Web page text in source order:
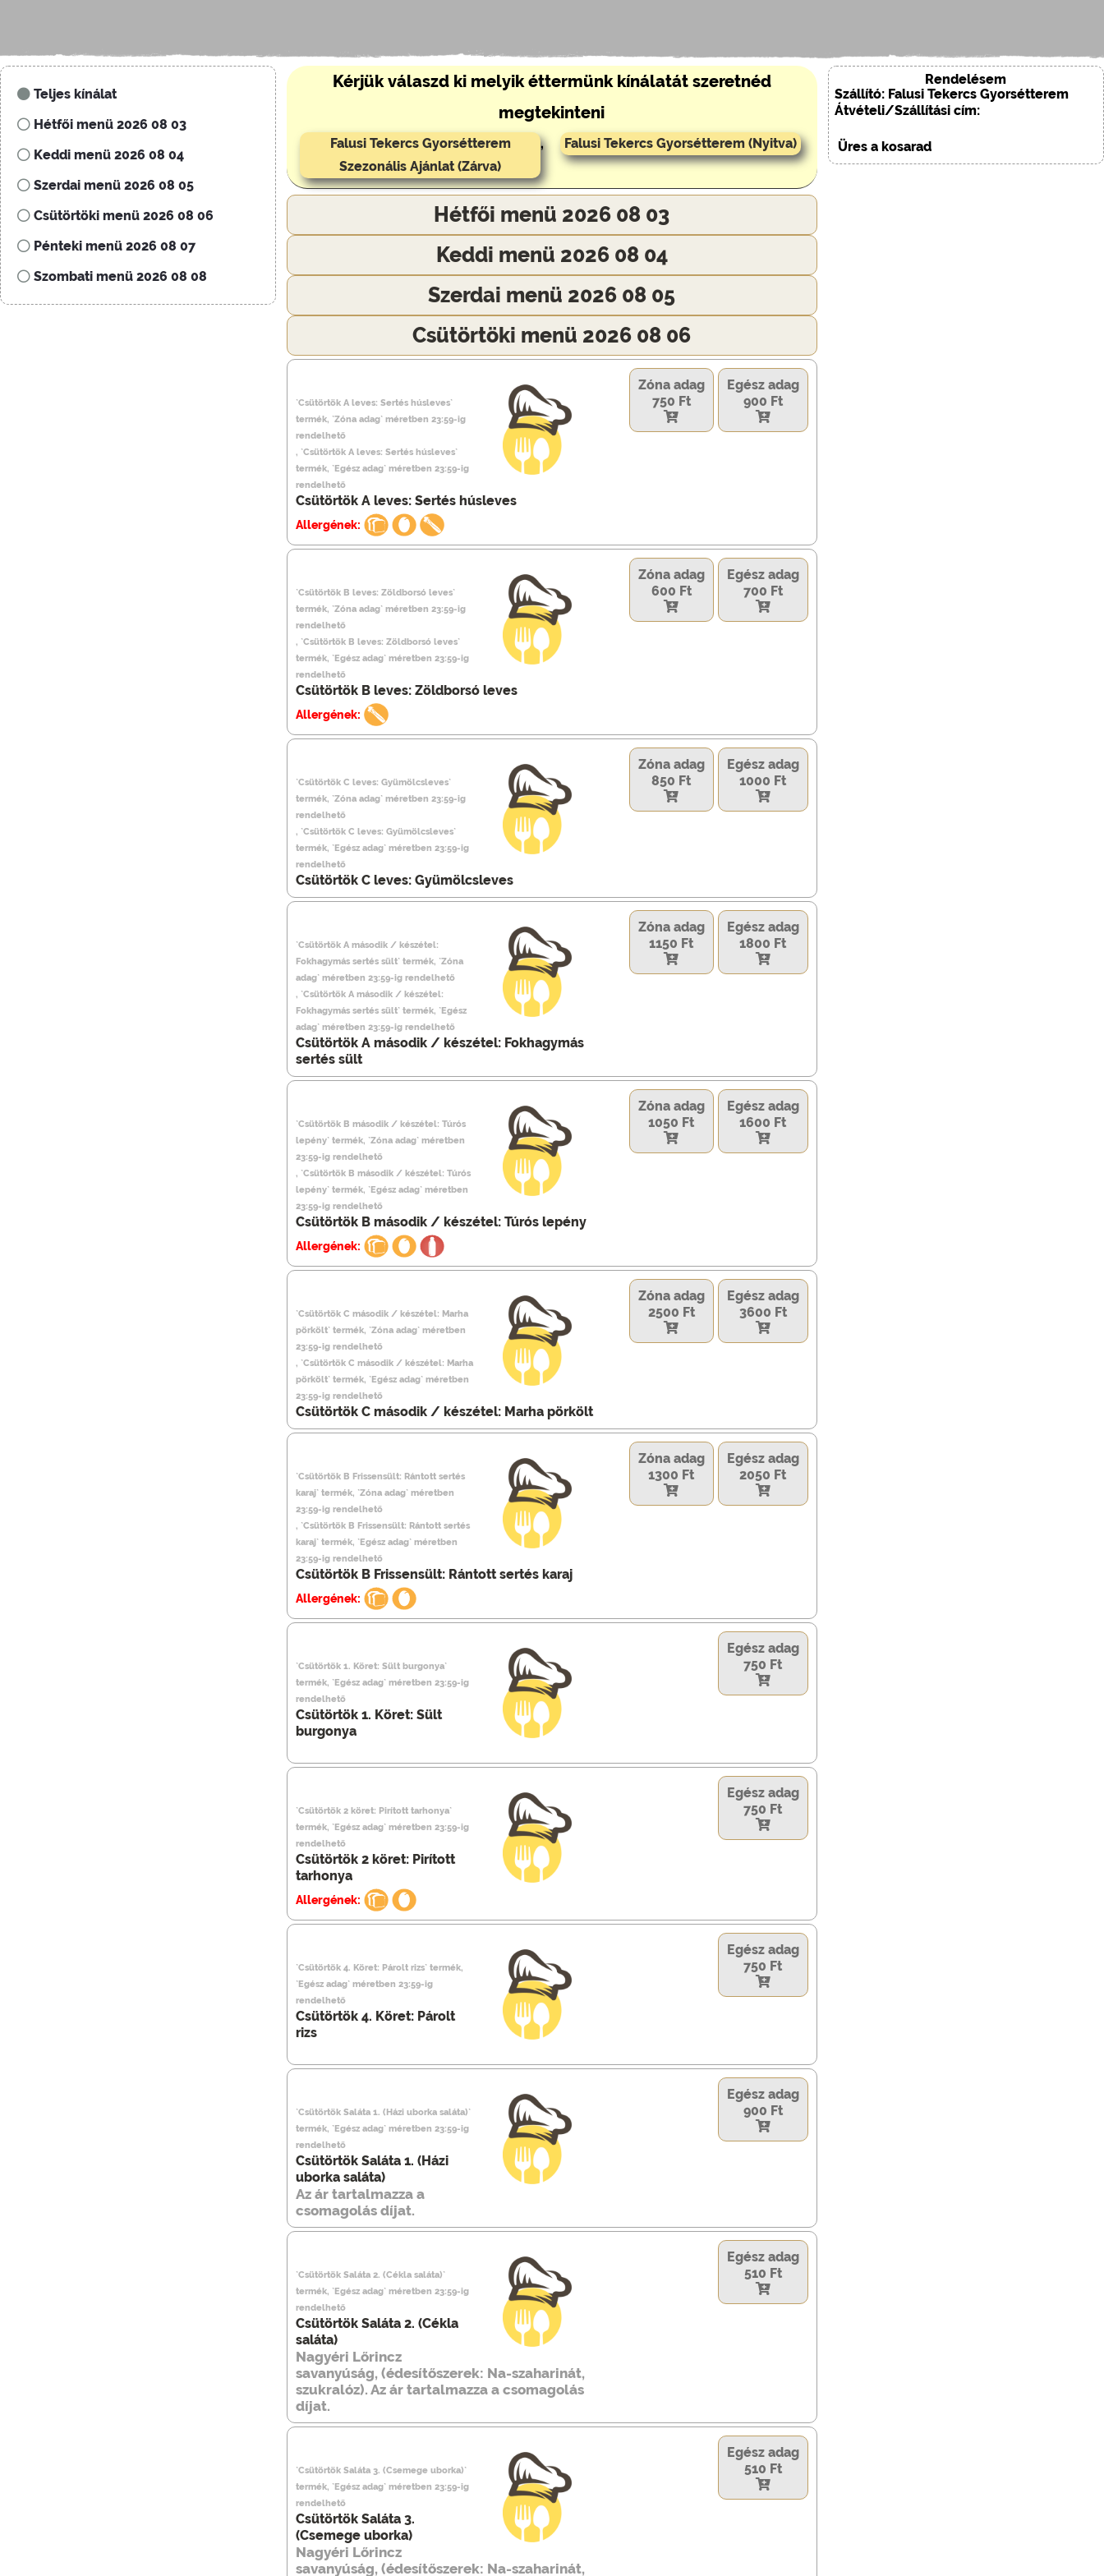
Teljes kínálat
Hétfői menü 2026 08 03
Keddi menü 2026 08 04
Szerdai menü 2026 08 05
Csütörtöki menü 2026 08 06
Pénteki menü 2026 08 07
Szombati menü 2026 08 08
Kérjük válaszd ki melyik éttermünk kínálatát szeretnéd
megtekinteni
Falusi Tekercs Gyorsétterem
Szezonális Ajánlat (Zárva)
, Falusi Tekercs Gyorsétterem (Nyitva)
Hétfői menü 2026 08 03
Keddi menü 2026 08 04
Szerdai menü 2026 08 05
Csütörtöki menü 2026 08 06
`Csütörtök A leves: Sertés húsleves`
termék, `Zóna adag` méretben 23:59-ig
rendelhető
, `Csütörtök A leves: Sertés húsleves`
termék, `Egész adag` méretben 23:59-ig
rendelhető
Csütörtök A leves: Sertés húsleves
Allergének:
Zóna adag
750 Ft
Egész adag
900 Ft
`Csütörtök B leves: Zöldborsó leves`
termék, `Zóna adag` méretben 23:59-ig
rendelhető
, `Csütörtök B leves: Zöldborsó leves`
termék, `Egész adag` méretben 23:59-ig
rendelhető
Csütörtök B leves: Zöldborsó leves
Allergének:
Zóna adag
600 Ft
Egész adag
700 Ft
`Csütörtök C leves: Gyümölcsleves`
termék, `Zóna adag` méretben 23:59-ig
rendelhető
, `Csütörtök C leves: Gyümölcsleves`
termék, `Egész adag` méretben 23:59-ig
rendelhető
Csütörtök C leves: Gyümölcsleves
Zóna adag
850 Ft
Egész adag
1000 Ft
`Csütörtök A második / készétel:
Fokhagymás sertés sült` termék, `Zóna
adag` méretben 23:59-ig rendelhető
, `Csütörtök A második / készétel:
Fokhagymás sertés sült` termék, `Egész
adag` méretben 23:59-ig rendelhető
Csütörtök A második / készétel: Fokhagymás
sertés sült
Zóna adag
1150 Ft
Egész adag
1800 Ft
`Csütörtök B második / készétel: Túrós
lepény` termék, `Zóna adag` méretben
23:59-ig rendelhető
, `Csütörtök B második / készétel: Túrós
lepény` termék, `Egész adag` méretben
23:59-ig rendelhető
Csütörtök B második / készétel: Túrós lepény
Allergének:
Zóna adag
1050 Ft
Egész adag
1600 Ft
`Csütörtök C második / készétel: Marha
pörkölt` termék, `Zóna adag` méretben
23:59-ig rendelhető
, `Csütörtök C második / készétel: Marha
pörkölt` termék, `Egész adag` méretben
23:59-ig rendelhető
Csütörtök C második / készétel: Marha pörkölt
Zóna adag
2500 Ft
Egész adag
3600 Ft
`Csütörtök B Frissensült: Rántott sertés
karaj` termék, `Zóna adag` méretben
23:59-ig rendelhető
, `Csütörtök B Frissensült: Rántott sertés
karaj` termék, `Egész adag` méretben
23:59-ig rendelhető
Csütörtök B Frissensült: Rántott sertés karaj
Allergének:
Zóna adag
1300 Ft
Egész adag
2050 Ft
`Csütörtök 1. Köret: Sült burgonya`
termék, `Egész adag` méretben 23:59-ig
rendelhető
Csütörtök 1. Köret: Sült
burgonya
Egész adag
750 Ft
`Csütörtök 2 köret: Pirított tarhonya`
termék, `Egész adag` méretben 23:59-ig
rendelhető
Csütörtök 2 köret: Pirított
tarhonya
Allergének:
Egész adag
750 Ft
`Csütörtök 4. Köret: Párolt rizs` termék,
`Egész adag` méretben 23:59-ig
rendelhető
Csütörtök 4. Köret: Párolt
rizs
Egész adag
750 Ft
`Csütörtök Saláta 1. (Házi uborka saláta)`
termék, `Egész adag` méretben 23:59-ig
rendelhető
Csütörtök Saláta 1. (Házi
uborka saláta)
Az ár tartalmazza a
csomagolás díjat.
Egész adag
900 Ft
`Csütörtök Saláta 2. (Cékla saláta)`
termék, `Egész adag` méretben 23:59-ig
rendelhető
Csütörtök Saláta 2. (Cékla
saláta)
Nagyéri Lőrincz
savanyúság, (édesítőszerek: Na-szaharinát,
szukralóz). Az ár tartalmazza a csomagolás
díjat.
Egész adag
510 Ft
`Csütörtök Saláta 3. (Csemege uborka)`
termék, `Egész adag` méretben 23:59-ig
rendelhető
Csütörtök Saláta 3.
(Csemege uborka)
Nagyéri Lőrincz
savanyúság, (édesítőszerek: Na-szaharinát,
Egész adag
510 Ft
Rendelésem
Szállító: Falusi Tekercs Gyorsétterem
Átvételi/Szállítási cím:
Üres a kosarad